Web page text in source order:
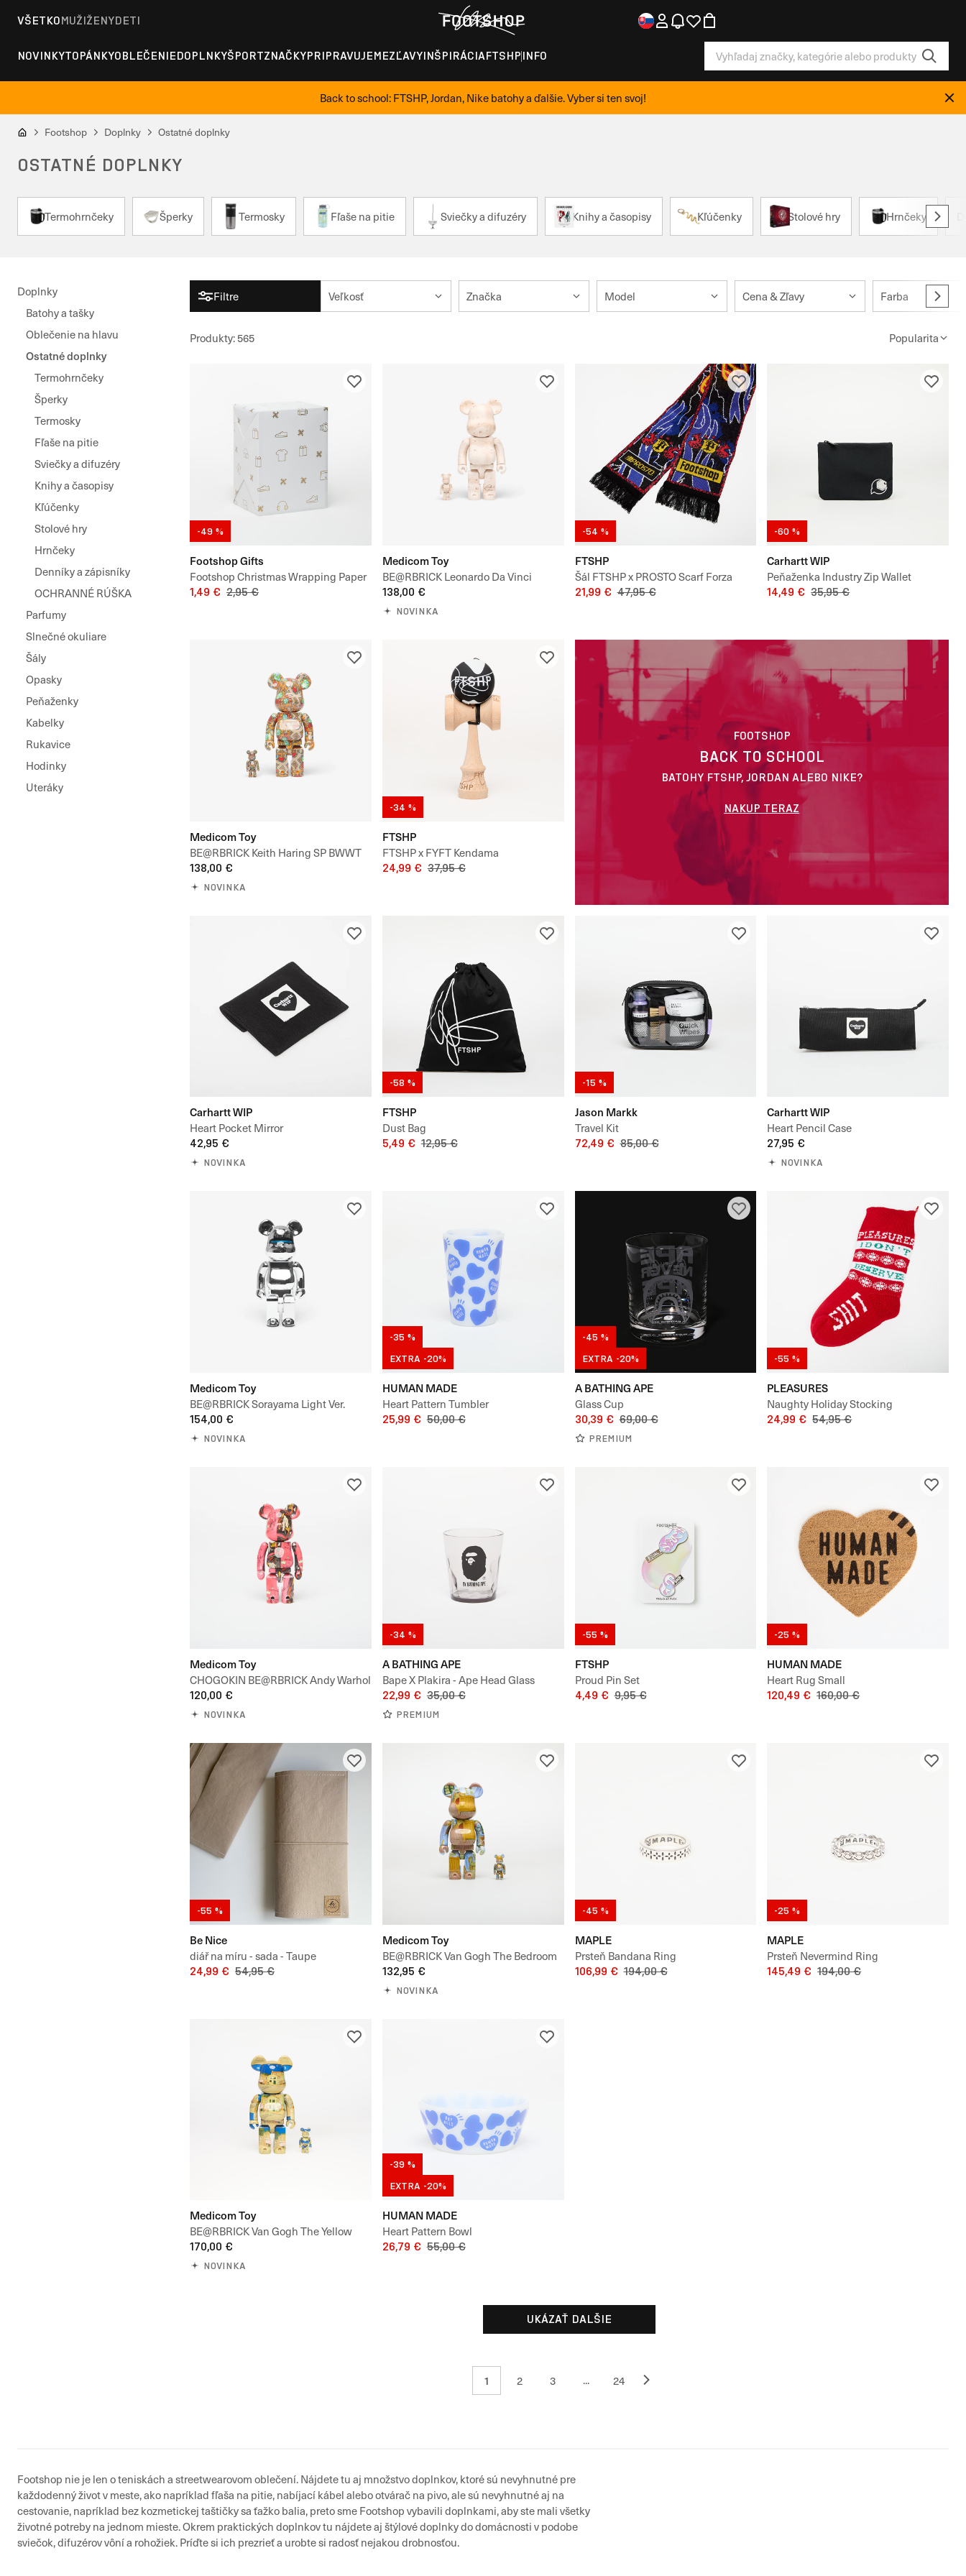
VŠETKOMUŽIŽENYDETI
NOVINKYTOPÁNKYOBLEČENIEDOPLNKYŠPORTZNAČKYPRIPRAVUJEMEZĽAVYINŠPIRÁCIAFTSHP INFO
Back to school: FTSHP, Jordan, Nike batohy a ďalšie. Vyber si ten svoj!
Footshop Doplnky Ostatné doplnky
OSTATNÉ DOPLNKY
Termohrnčeky Šperky Termosky Fľaše na pitie Sviečky a difuzéry Knihy a časopisy Kľúčenky Stolové hry Hrnčeky
Doplnky
Batohy a tašky
Oblečenie na hlavu
Ostatné doplnky
Termohrnčeky
Šperky
Termosky
Fľaše na pitie
Sviečky a difuzéry
Knihy a časopisy
Kľúčenky
Stolové hry
Hrnčeky
Denníky a zápisníky
OCHRANNÉ RÚŠKA
Parfumy
Slnečné okuliare
Šály
Opasky
Peňaženky
Kabelky
Rukavice
Hodinky
Uteráky
Filtre Veľkosť Značka Model Cena & Zľavy Farba
Produkty: 565 Popularita
-49 %
Footshop Gifts
Footshop Christmas Wrapping Paper
(100 x 75 cm)
1,49 € 2,95 €
Medicom Toy
BE@RBRICK Leonardo Da Vinci
Vitruvian Man 100% & 400%
138,00 €
NOVINKA
-54 %
FTSHP
Šál FTSHP x PROSTO Scarf Forza
21,99 € 47,95 €
-60 %
Carhartt WIP
Peňaženka Industry Zip Wallet
14,49 € 35,95 €
Medicom Toy
BE@RBRICK Keith Haring SP BWWT
100% & 400%
138,00 €
NOVINKA
-34 %
FTSHP
FTSHP x FYFT Kendama
24,99 € 37,95 €
Carhartt WIP
Heart Pocket Mirror
42,95 €
NOVINKA
-58 %
FTSHP
Dust Bag
5,49 € 12,95 €
-15 %
Jason Markk
Travel Kit
72,49 € 85,00 €
Carhartt WIP
Heart Pencil Case
27,95 €
NOVINKA
Medicom Toy
BE@RBRICK Sorayama Light Ver.
400%
154,00 €
NOVINKA
-35 %
EXTRA -20%
HUMAN MADE
Heart Pattern Tumbler
25,99 € 50,00 €
-45 %
EXTRA -20%
A BATHING APE
Glass Cup
30,39 € 69,00 €
PREMIUM
-55 %
PLEASURES
Naughty Holiday Stocking
24,99 € 54,95 €
Medicom Toy
CHOGOKIN BE@RBRICK Andy Warhol
x Jean-Michel Basquiat 200%
120,00 €
NOVINKA
-34 %
A BATHING APE
Bape X Plakira - Ape Head Glass
22,99 € 35,00 €
PREMIUM
-55 %
FTSHP
Proud Pin Set
4,49 € 9,95 €
-25 %
HUMAN MADE
Heart Rug Small
120,49 € 160,00 €
-55 %
Be Nice
diář na míru - sada - Taupe
24,99 € 54,95 €
Medicom Toy
BE@RBRICK Van Gogh The Bedroom
100% & 400%
132,95 €
NOVINKA
-45 %
MAPLE
Prsteň Bandana Ring
106,99 € 194,00 €
-25 %
MAPLE
Prsteň Nevermind Ring
145,49 € 194,00 €
Medicom Toy
BE@RBRICK Van Gogh The Yellow
House (The Street) 100% & 400%
170,00 €
NOVINKA
-39 %
EXTRA -20%
HUMAN MADE
Heart Pattern Bowl
26,79 € 55,00 €
FOOTSHOP
BACK TO SCHOOL
BATOHY FTSHP, JORDAN ALEBO NIKE?
NAKUP TERAZ
UKÁZAŤ DALŠIE
1 2 3 ... 24
Footshop nie je len o teniskách a streetwearovom oblečení. Nájdete tu aj množstvo doplnkov, ktoré sú nevyhnutné pre
každodenný život v meste, ako napríklad fľaša na pitie, nabíjací kábel alebo otvárač na pivo, ale sú nevyhnutné aj na
cestovanie, napríklad bez kozmetickej taštičky sa ťažko balia, preto sme Footshop vybavili doplnkami, aby ste mali všetky
životné potreby na jednom mieste. Okrem praktických doplnkov tu nájdete aj štýlové doplnky do domácnosti v podobe
sviečok, difuzérov vôní a rohožiek. Príďte si ich prezrieť a urobte si radosť nejakou drobnosťou.